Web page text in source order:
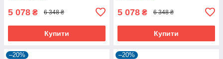
5 078 ₴ 6 348 ₴
Купити
5 078 ₴ 6 348 ₴
Купити
–20% –20%